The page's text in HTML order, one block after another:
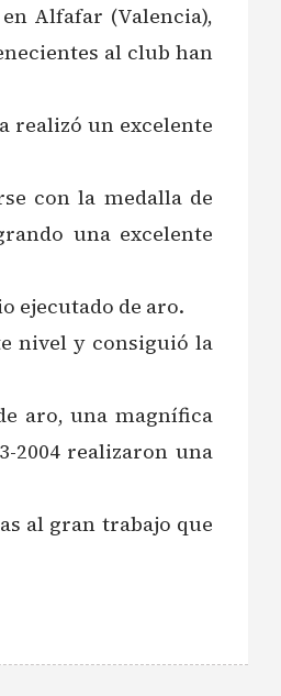
Alfafar (Valencia),
al club han
realizó un excelente
con la medalla de
una excelente
ejecutado de aro.
nivel y consiguió la
aro, una magnífica
2004 realizaron una
al gran trabajo que